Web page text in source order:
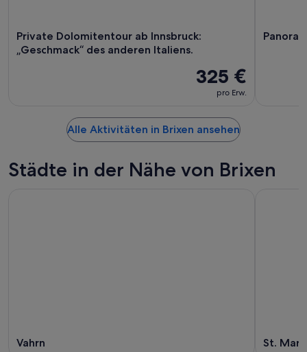
Private Dolomitentour ab Innsbruck:
„Geschmack“ des anderen Italiens.
325 €
pro Erw.
Alle Aktivitäten in Brixen ansehen
Städte in der Nähe von Brixen
Vahrn St.